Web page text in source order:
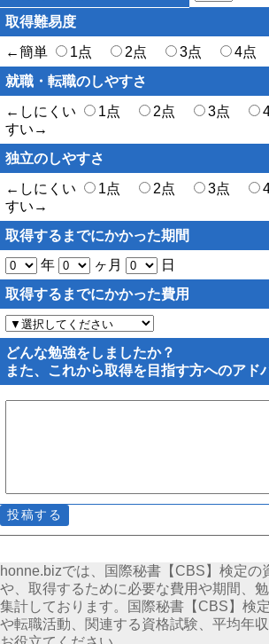
取得難易度
←簡単
1点 2点 3点 4点
就職・転職のしやすさ
←しにくい
1点 2点 3点
すい→
独立のしやすさ
←しにくい
1点 2点 3点
すい→
取得するまでにかかった期間
年
ヶ月
日
取得するまでにかかった費用
どんな勉強をしましたか？
また、これから取得を目指す方へのアド
honne.bizでは、国際秘書【CBS】検定の
や、取得するために必要な費用や期間、
集計しております。国際秘書【CBS】検
や転職活動、関連する資格試験、平均年